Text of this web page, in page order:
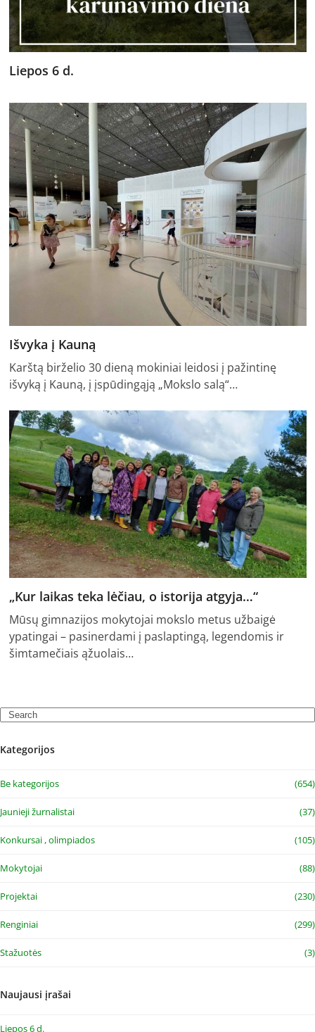
Liepos 6 d.
Išvyka į Kauną
Karštą birželio 30 dieną mokiniai leidosi į pažintinę
išvyką į Kauną, į įspūdingąją „Mokslo salą“…
„Kur laikas teka lėčiau, o istorija atgyja…“
Mūsų gimnazijos mokytojai mokslo metus užbaigė
ypatingai – pasinerdami į paslaptingą, legendomis ir
šimtamečiais ąžuolais…
Search
Kategorijos
Be kategorijos (654)
Jaunieji žurnalistai (37)
Konkursai , olimpiados (105)
Mokytojai (88)
Projektai (230)
Renginiai (299)
Stažuotės (3)
Naujausi įrašai
Liepos 6 d.